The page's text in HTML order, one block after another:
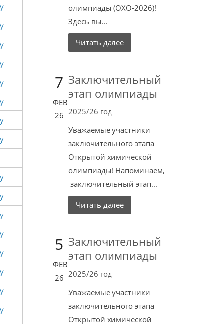
олимпиады (ОХО-2026)!
Здесь вы...
Читать далее
7
ФЕВ
26
Заключительный
этап олимпиады
2025/26 год
Уважаемые участники
заключительного этапа
Открытой химической
олимпиады! Напоминаем,
заключительный этап...
Читать далее
5
ФЕВ
26
Заключительный
этап олимпиады
2025/26 год
Уважаемые участники
заключительного этапа
Открытой химической